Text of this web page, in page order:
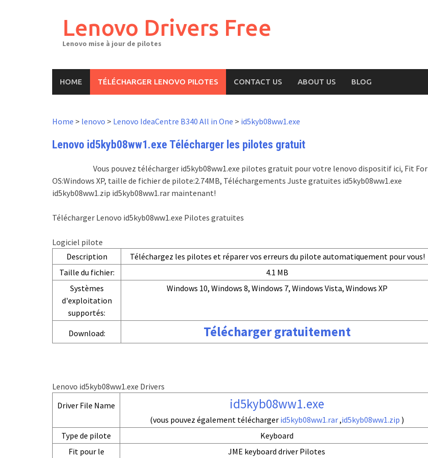
Lenovo Drivers Free
Lenovo mise à jour de pilotes
HOME TÉLÉCHARGER LENOVO PILOTES CONTACT US ABOUT US BLOG
Home > lenovo > Lenovo IdeaCentre B340 All in One > id5kyb08ww1.exe
Lenovo id5kyb08ww1.exe Télécharger les pilotes gratuit
Vous pouvez télécharger id5kyb08ww1.exe pilotes gratuit pour votre lenovo dispositif ici, Fit For
OS:Windows XP, taille de fichier de pilote:2.74MB, Téléchargements Juste gratuites id5kyb08ww1.exe
id5kyb08ww1.zip id5kyb08ww1.rar maintenant!
Télécharger Lenovo id5kyb08ww1.exe Pilotes gratuites
Logiciel pilote
Description
Téléchargez les pilotes et réparer vos erreurs du pilote automatiquement pour vous!
Taille du fichier:
4.1 MB
Systèmes
d'exploitation
supportés:
Windows 10, Windows 8, Windows 7, Windows Vista, Windows XP
Download: Télécharger gratuitement
Lenovo id5kyb08ww1.exe Drivers
Driver File Name
id5kyb08ww1.exe
(vous pouvez également télécharger id5kyb08ww1.rar,id5kyb08ww1.zip )
Type de pilote
Keyboard
Fit pour le
JME keyboard driver Pilotes